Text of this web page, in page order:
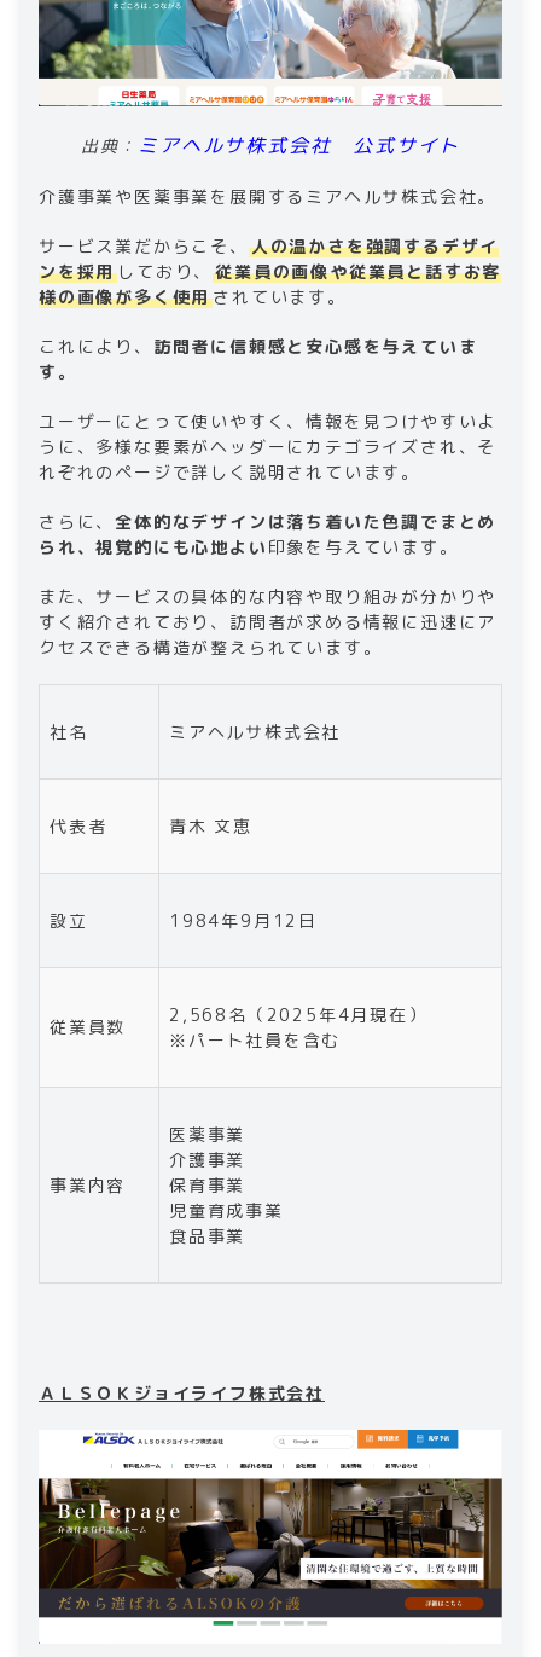
出典： ミアヘルサ株式会社 公式サイト
介護事業や医薬事業を展開するミアヘルサ株式会社。
サービス業だからこそ、
人の温かさを強調するデザイ
ンを採用 しており、従業員の画像や従業員と話すお客
様の画像が多く使用されています。
これにより、 訪問者に信頼感と安心感を与えていま
す。
ユーザーにとって使いやすく、情報を見つけやすいよ
うに、多様な要素がヘッダーにカテゴライズされ、そ
れぞれのページで詳しく説明されています。
さらに、全体的なデザインは落ち着いた色調でまとめ
られ、視覚的にも心地よい 印象を与えています。
また、サービスの具体的な内容や取り組みが分かりや
すく紹介されており、訪問者が求める情報に迅速にア
クセスできる構造が整えられています。
社名 ミアヘルサ株式会社
代表者 青木 文恵
設立 1984年9月12日
従業員数
2,568名（2025年4月現在）
※パート社員を含む
事業内容
医薬事業
介護事業
保育事業
児童育成事業
食品事業
ＡＬＳＯＫジョイライフ株式会社